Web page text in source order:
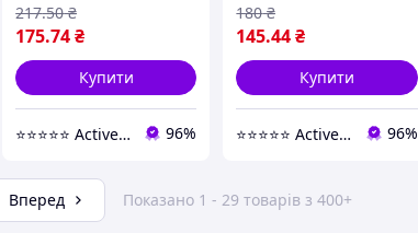
175.74₴
217.50 ₴
Купити
⭐️⭐️⭐️⭐️⭐️ Active Point 96%
145.44₴
180 ₴
Купити
⭐️⭐️⭐️⭐️⭐️ Active Point 96%
Вперед Показано 1 - 29 товарів з 400+